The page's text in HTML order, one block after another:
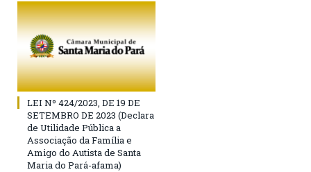
LEI Nº 424/2023, DE 19 DE
SETEMBRO DE 2023 (Declara
de Utilidade Pública a
Associação da Família e
Amigo do Autista de Santa
Maria do Pará-afama)